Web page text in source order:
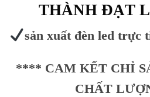
THÀNH ĐẠT
sản xuất đèn led trực
**** CAM KẾT CHỈ
CHẤT